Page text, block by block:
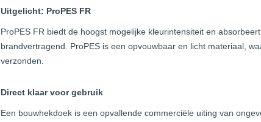
Uitgelicht: ProPES FR
ProPES FR biedt de hoogst mogelijke kleurintensiteit en
brandvertragend. ProPES is een opvouwbaar en licht materiaal,
verzonden.
Direct klaar voor gebruik
Een bouwhekdoek is een opvallende commerciële uiting van